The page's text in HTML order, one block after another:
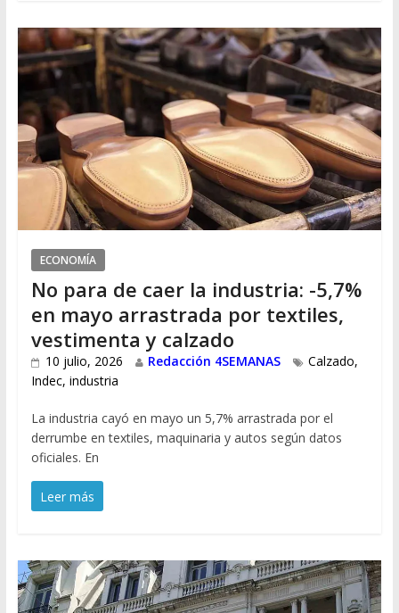
ECONOMÍA
No para de caer la industria: -5,7%
en mayo arrastrada por textiles,
vestimenta y calzado
10 julio, 2026 Redacción 4SEMANAS Calzado,
Indec, industria
La industria cayó en mayo un 5,7% arrastrada por el
derrumbe en textiles, maquinaria y autos según datos
oficiales. En
Leer más